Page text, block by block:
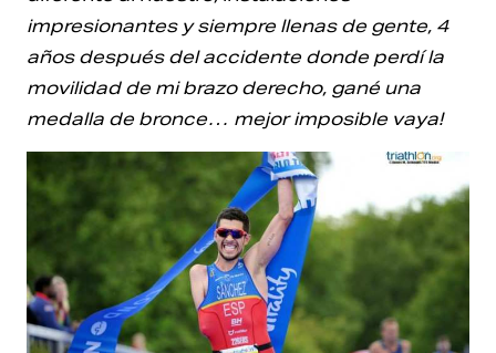
impresionantes y siempre llenas de gente, 4
años después del accidente donde perdí la
movilidad de mi brazo derecho, gané una
medalla de bronce… mejor imposible vaya!